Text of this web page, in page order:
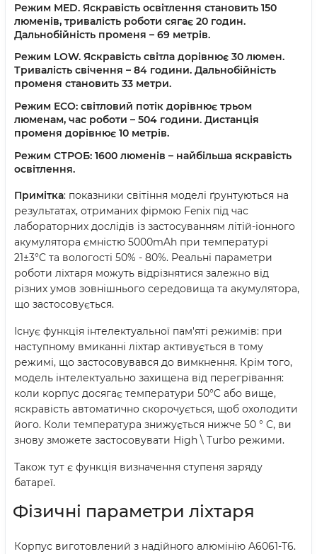
Режим MED. Яскравість освітлення становить 150
люменів, тривалість роботи сягає 20 годин.
Дальнобійність променя – 69 метрів.
Режим LOW. Яскравість світла дорівнює 30 люмен.
Тривалість свічення – 84 години. Дальнобійність
променя становить 33 метри.
Режим ECO: світловий потік дорівнює трьом
люменам, час роботи – 504 години. Дистанція
променя дорівнює 10 метрів.
Режим СТРОБ: 1600 люменів – найбільша яскравість
освітлення.
Примітка: показники світіння моделі ґрунтуються на
результатах, отриманих фірмою Fenix під час
лабораторних дослідів із застосуванням літій-іонного
акумулятора ємністю 5000mAh при температурі
21±3°C та вологості 50% - 80%. Реальні параметри
роботи ліхтаря можуть відрізнятися залежно від
різних умов зовнішнього середовища та акумулятора,
що застосовується.
Існує функція інтелектуальної пам'яті режимів: при
наступному вмиканні ліхтар активується в тому
режимі, що застосовувався до вимкнення. Крім того,
модель інтелектуально захищена від перегрівання:
коли корпус досягає температури 50°C або вище,
яскравість автоматично скорочується, щоб охолодити
його. Коли температура знижується нижче 50 ° C, ви
знову зможете застосовувати High \ Turbo режими.
Також тут є функція визначення ступеня заряду
батареї.
Фізичні параметри ліхтаря
Корпус виготовлений з надійного алюмінію A6061-T6.